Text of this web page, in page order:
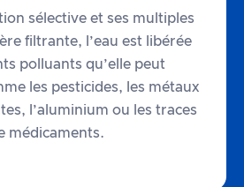
sélective et ses multiples
filtrante, l’eau est libérée
polluants qu’elle peut
les pesticides, les métaux
l’aluminium ou les traces
médicaments.